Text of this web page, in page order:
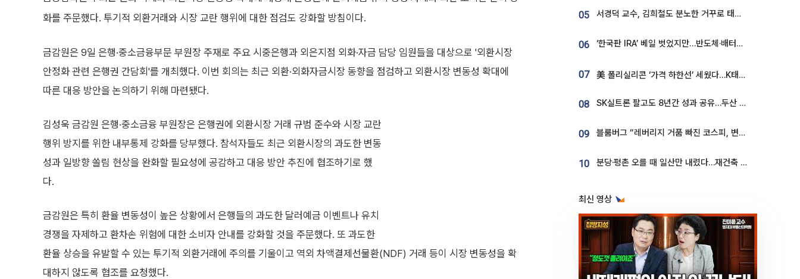
화를 주문했다. 투기적 외환거래와 시장 교란 행위에 대한 점검도 강화할 방침이다.
금감원은 9일 은행·중소금융부문 부원장 주재로 주요 시중은행과 외은지점 외화·자금 담당 임원들을 대상으로 '외환시장
안정화 관련 은행권 간담회'를 개최했다. 이번 회의는 최근 외환·외화자금시장 동향을 점검하고 외환시장 변동성 확대에
따른 대응 방안을 논의하기 위해 마련됐다.
김성욱 금감원 은행·중소금융 부원장은 은행권에 외환시장 거래 규범 준수와 시장 교란
행위 방지를 위한 내부통제 강화를 당부했다. 참석자들도 최근 외환시장의 과도한 변동
성과 일방향 쏠림 현상을 완화할 필요성에 공감하고 대응 방안 추진에 협조하기로 했
다.
금감원은 특히 환율 변동성이 높은 상황에서 은행들의 과도한 달러예금 이벤트나 유치
경쟁을 자제하고 환차손 위험에 대한 소비자 안내를 강화할 것을 주문했다. 또 과도한
환율 상승을 유발할 수 있는 투기적 외환거래에 주의를 기울이고 역외 차액결제선물환(NDF) 거래 등이 시장 변동성을 확
대하지 않도록 협조를 요청했다.
05 서경덕 교수, 김희철도 분노한 거꾸로 태극기⋯"엉터리는 아냐, 아쉬울 뿐"
06 ‘한국판 IRA’ 베일 벗었지만…반도체·배터리 업계 “시행령이 관건”
07 美 폴리실리콘 ‘가격 하한선’ 세웠다…K태양광 수혜 기대
08 SK실트론 팔고도 8년간 성과 공유…두산 인수대금 2.3조가 끝 아냐
09 블룸버그 “레버리지 거품 빠진 코스피, 변동성 최악 국면 지났을 가능성”
10 분당·평촌 오를 때 일산만 내렸다…재건축 기대감도 ‘무색’
최신 영상